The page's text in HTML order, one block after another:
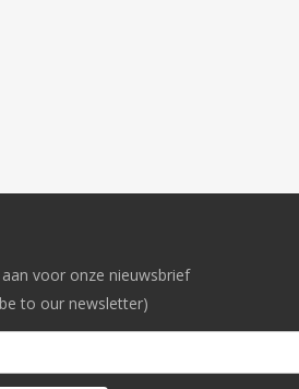
voor onze nieuwsbrief
to our newsletter)